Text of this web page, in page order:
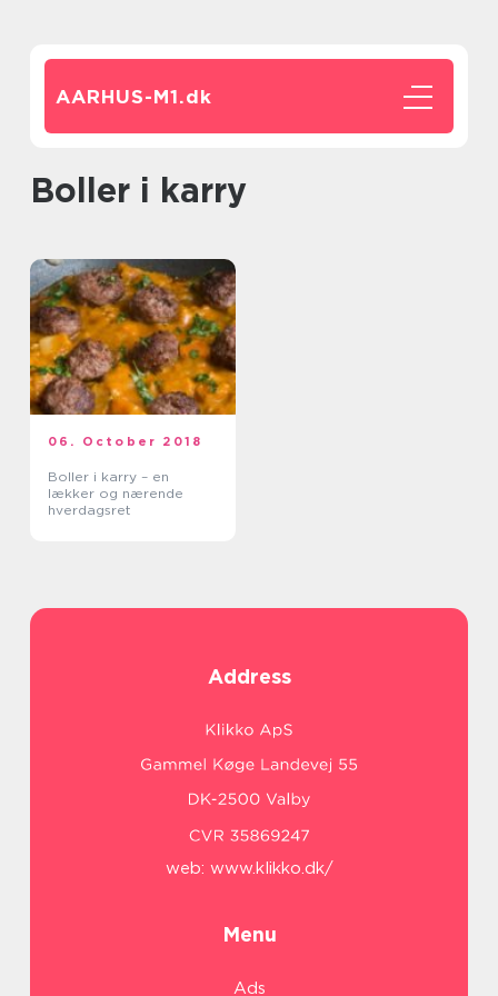
AARHUS-M1.dk
boller i karry
06. October 2018
Boller i karry – en
lækker og nærende
hverdagsret
Address
web: www.klikko.dk/
Menu
Ads